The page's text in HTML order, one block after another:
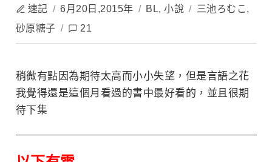
速記 / 6月20日,2015年 / BL, 小說 / 三池ろむこ ,
砂原糖子 / 21
稍微有點因為期待太高而小小失望，但是言語之花
我覺得還是這個月看過的書中最好看的，並且很期
待下集